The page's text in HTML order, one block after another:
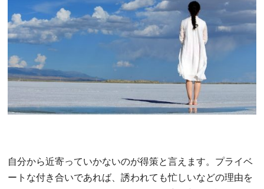
自分から近寄っていかないのが得策と言えます。プライベ
ートな付き合いであれば、誘われても忙しいなどの理由を